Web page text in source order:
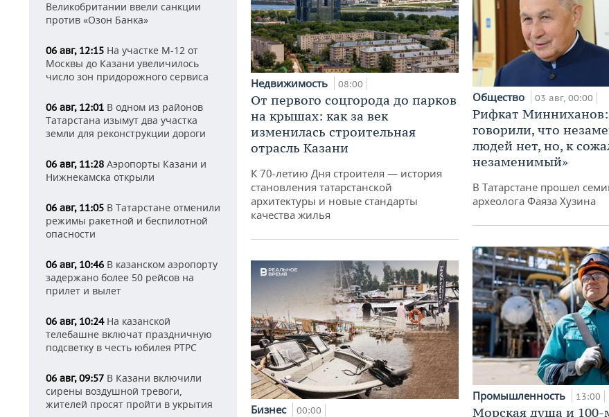
Великобритании ввели санкции
против «Озон Банка»
06 авг, 12:15 На участке М-12 от
Москвы до Казани увеличилось
число зон придорожного сервиса
06 авг, 12:01 В одном из районов
Татарстана изымут два участка
земли для реконструкции дороги
06 авг, 11:28 Аэропорты Казани и
Нижнекамска открыли
06 авг, 11:05 В Татарстане отменили
режимы ракетной и беспилотной
опасности
06 авг, 10:46 В казанском аэропорту
задержано более 50 рейсов на
прилет и вылет
06 авг, 10:24На казанской
телебашне включат праздничную
подсветку в честь юбилея РТРС
06 авг, 09:57 В Казани включили
сирены воздушной тревоги,
жителей просят пройти в укрытия
Недвижимость 08:00
От первого соцгорода до парков
на крышах: как за век
изменилась строительная
отрасль Казани
К 70-летию Дня строителя — история
становления татарстанской
архитектуры и новые стандарты
качества жилья
Бизнес 00:00
Общество 03 авг, 00:00
Рифкат
говорили, что
людей нет, но, к
незаменимый»
В Татарстане прошел
археолога Фаяза Хузина
Промышленность 13:00
Морская душа и 100-